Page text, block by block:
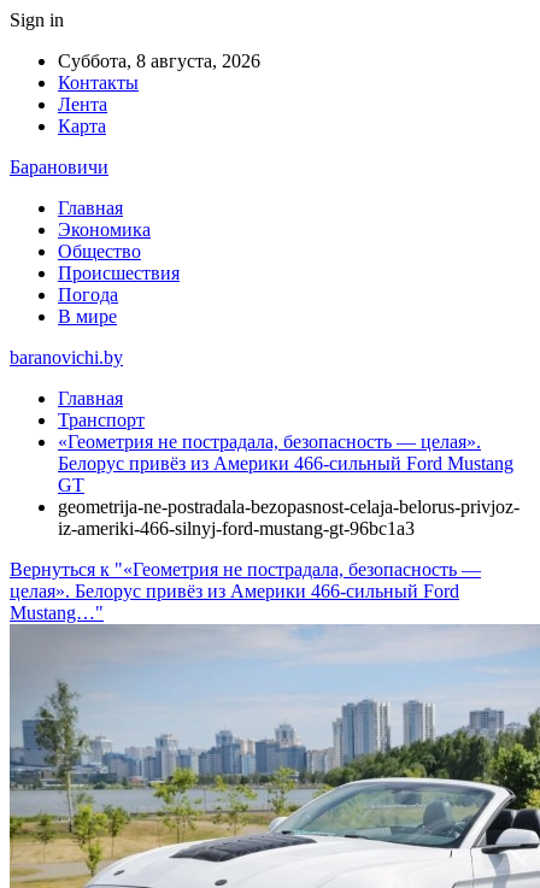
Sign in
Суббота, 8 августа, 2026
Контакты
Лента
Карта
Барановичи
Главная
Экономика
Общество
Происшествия
Погода
В мире
baranovichi.by
Главная
Транспорт
«Геометрия не пострадала, безопасность — целая».
Белорус привёз из Америки 466-сильный Ford Mustang
GT
geometrija-ne-postradala-bezopasnost-celaja-belorus-privjoz-
iz-ameriki-466-silnyj-ford-mustang-gt-96bc1a3
Вернуться к "«Геометрия не пострадала, безопасность —
целая». Белорус привёз из Америки 466-сильный Ford
Mustang…"